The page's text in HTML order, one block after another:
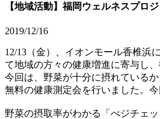
【地域活動】福岡ウェルネスプロ
2019/12/16
12/13（金）、イオンモール香椎浜
て地域の方々の健康増進に寄与し
今回は、野菜が十分に摂れている
無料の健康測定会を行いました。
野菜の摂取率がわかる「べジチェッ